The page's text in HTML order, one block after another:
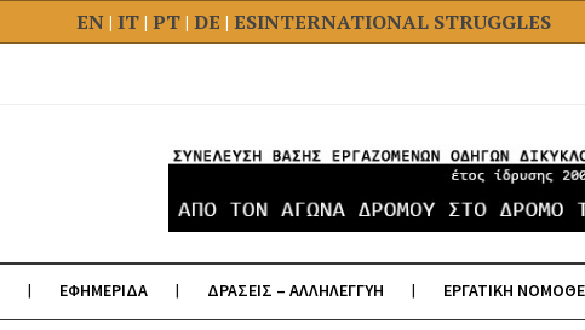
INTERNATIONAL STRUGGLES
EN| IT| PT| DE | ES
ΕΦΗΜΕΡΙΔΑ ΔΡΑΣΕΙΣ – ΑΛΛΗΛΕΓΓΥΗ ΕΡΓΑΤΙΚΗ